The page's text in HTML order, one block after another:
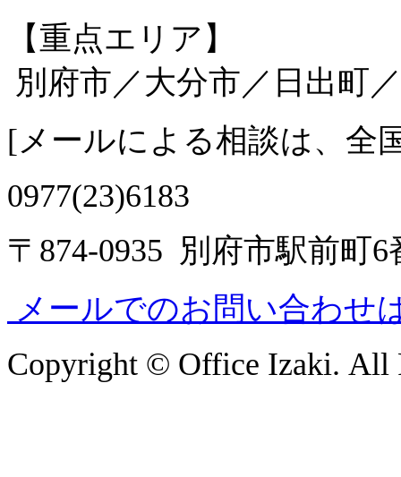
【重点エリア】
別府市／大分市／日出町
[メールによる相談は、全
0977(23)6183
〒874-0935 別府市駅前町
メールでのお問い合わせ
Copyright © Office Izaki. All